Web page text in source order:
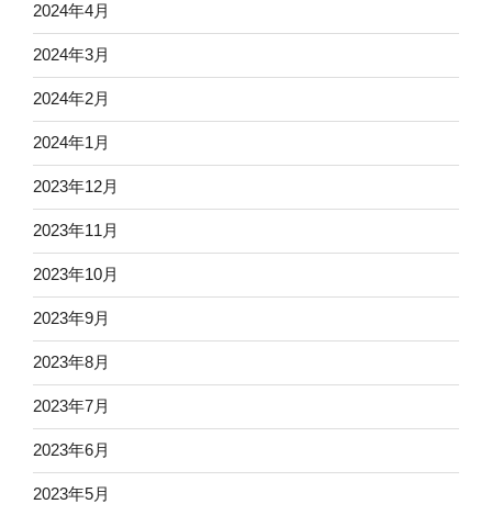
2024年4月
2024年3月
2024年2月
2024年1月
2023年12月
2023年11月
2023年10月
2023年9月
2023年8月
2023年7月
2023年6月
2023年5月